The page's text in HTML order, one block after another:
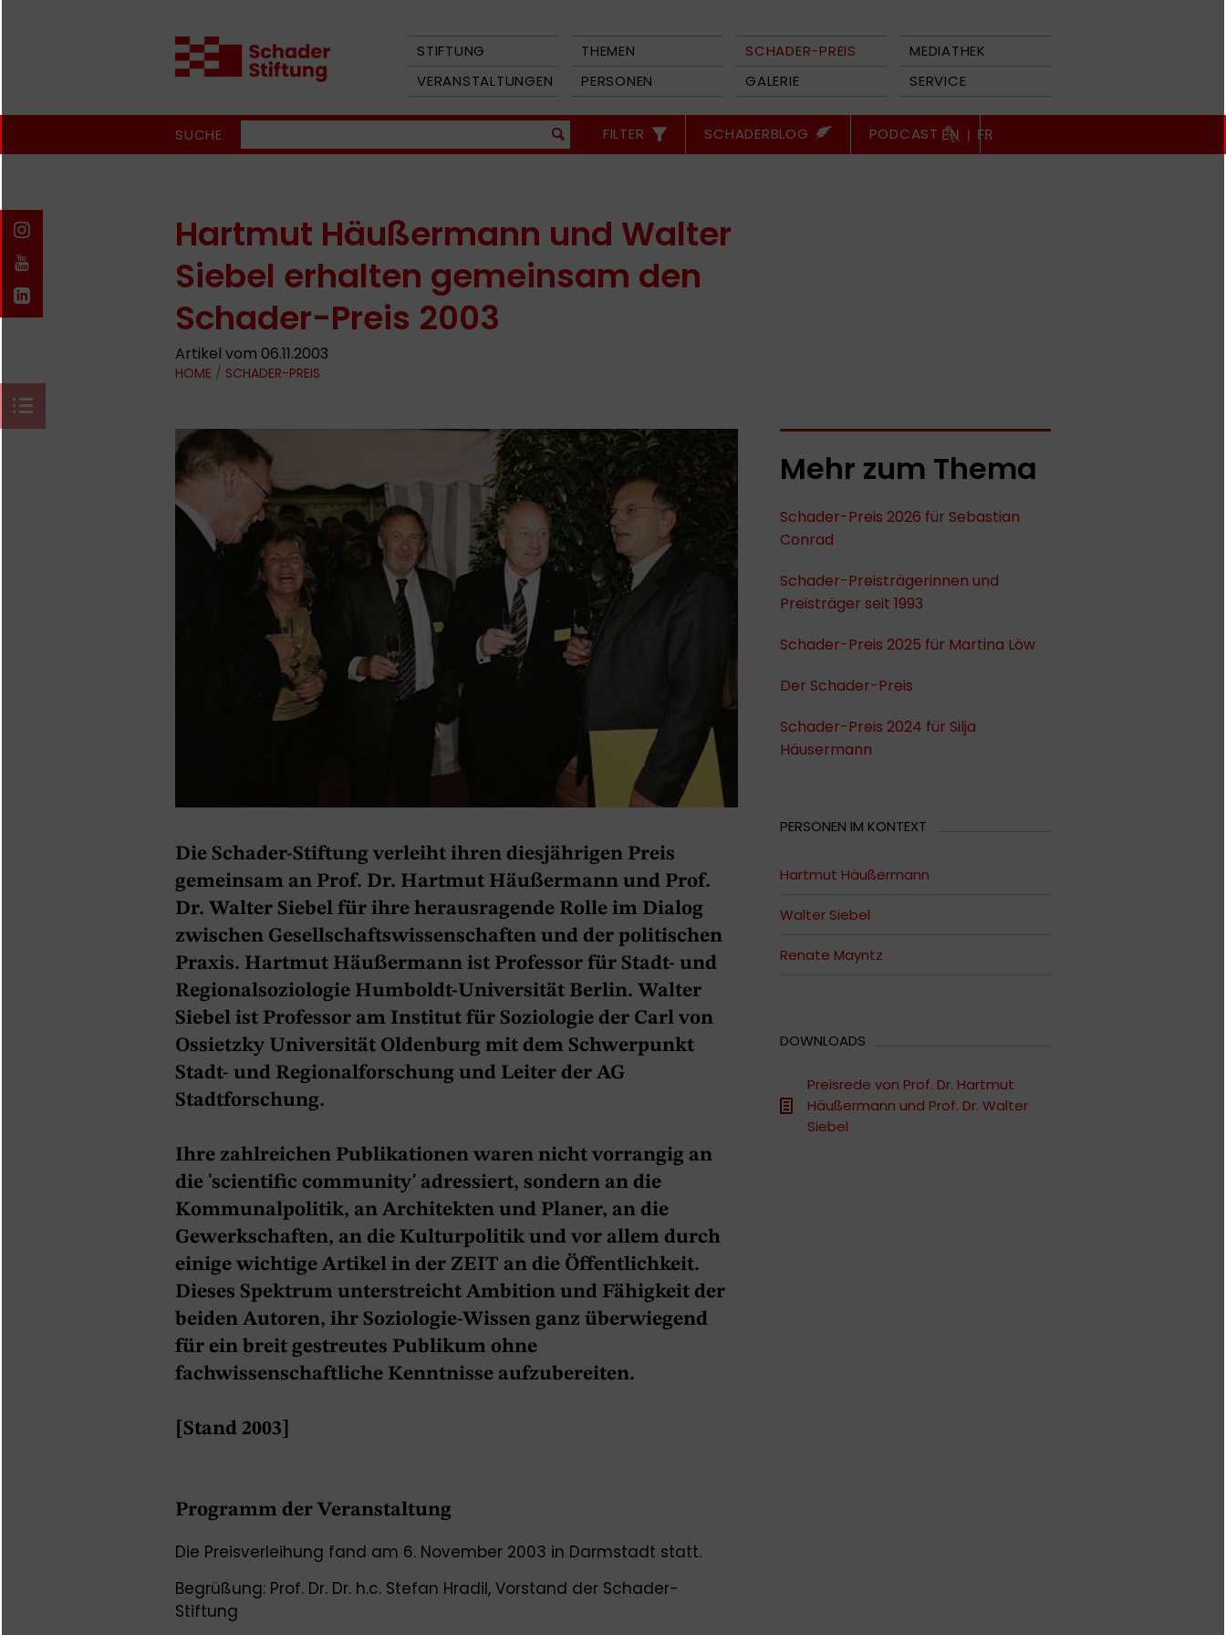
STIFTUNG THEMEN SCHADER-PREIS
MEDIATHEK
VERANSTALTUNGEN
PERSONEN GALERIE SERVICE
SUCHE FILTER SCHADERBLOG PODCAST EN | FR
Hartmut Häußermann und Walter
Siebel erhalten gemeinsam den
Schader-Preis 2003
Artikel vom 06.11.2003
HOME / SCHADER-PREIS
Die Schader-Stiftung verleiht ihren diesjährigen Preis
gemeinsam an Prof. Dr. Hartmut Häußermann und Prof.
Dr. Walter Siebel für ihre herausragende Rolle im Dialog
zwischen Gesellschaftswissenschaften und der politischen
Praxis. Hartmut Häußermann ist Professor für Stadt- und
Regionalsoziologie Humboldt-Universität Berlin. Walter
Siebel ist Professor am Institut für Soziologie der Carl von
Ossietzky Universität Oldenburg mit dem Schwerpunkt
Stadt- und Regionalforschung und Leiter der AG
Stadtforschung.
Ihre zahlreichen Publikationen waren nicht vorrangig an
die 'scientific community' adressiert, sondern an die
Kommunalpolitik, an Architekten und Planer, an die
Gewerkschaften, an die Kulturpolitik und vor allem durch
einige wichtige Artikel in der ZEIT an die Öffentlichkeit.
Dieses Spektrum unterstreicht Ambition und Fähigkeit der
beiden Autoren, ihr Soziologie-Wissen ganz überwiegend
für ein breit gestreutes Publikum ohne
fachwissenschaftliche Kenntnisse aufzubereiten.
[Stand 2003]
Programm der Veranstaltung
Die Preisverleihung fand am 6. November 2003 in Darmstadt statt.
Begrüßung: Prof. Dr. Dr. h.c. Stefan Hradil, Vorstand der Schader-
Stiftung
Mehr zum Thema
Schader-Preis 2026 für Sebastian
Conrad
Schader-Preisträgerinnen und
Preisträger seit 1993
Schader-Preis 2025 für Martina Löw
Der Schader-Preis
Schader-Preis 2024 für Silja
Häusermann
PERSONEN IM KONTEXT
Hartmut Häußermann
Walter Siebel
Renate Mayntz
DOWNLOADS
Preisrede von Prof. Dr. Hartmut
Häußermann und Prof. Dr. Walter
Siebel